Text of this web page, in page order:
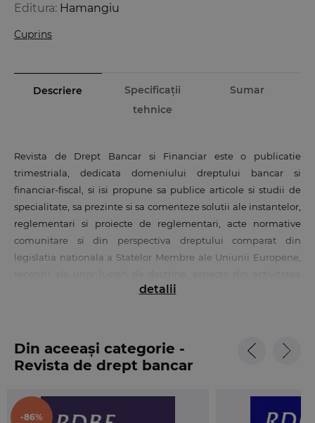
Editura: Hamangiu
Cuprins
Descriere
Specificații
tehnice
Sumar
Revista de Drept Bancar si Financiar este o publicatie
trimestriala, dedicata domeniului dreptului bancar si
financiar-fiscal, si isi propune sa publice articole si studii de
specialitate, sa prezinte si sa comenteze solutii ale instantelor,
reglementari si proiecte de reglementari, acte normative
comunitare si din perspectiva dreptului comparat din
legislatia nationala a Statelor Membre ale Uniunii Europene,
asociatiei profesionale a consilierilor juridici etc., constituind
sa cunoasca preocuparile in materie bancara si financiara, din
perspectiva juridica.
Asociatiei Consilierilor Juridici din Sistemul Financiar-Bancar,
detalii
Din aceeași categorie -
Revista de drept bancar
-86%